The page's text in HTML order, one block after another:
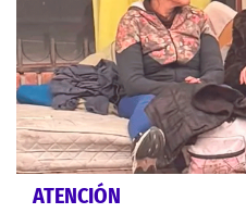
ATENCIÓN